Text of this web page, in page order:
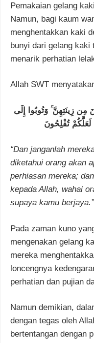
Pemakaian gelang
Namun, bagi kaum
menghentakkan kaki
bunyi dari gelang kaki
menarik perhatian
Allah SWT
مِن زِينَتِهِنَّ ۚ وَتُوبُوا إِلَى
لَعَلَّكُمْ تُفْلِحُونَ
“Dan janganlah
diketahui orang akan
perhiasan mereka;
kepada Allah, wahai
supaya kamu berjaya.”
Pada zaman kuno
mengenakan gelang
mereka
loncengnya
perhatian dan pujian
Namun demikian,
dengan tegas oleh
bertentangan dengan